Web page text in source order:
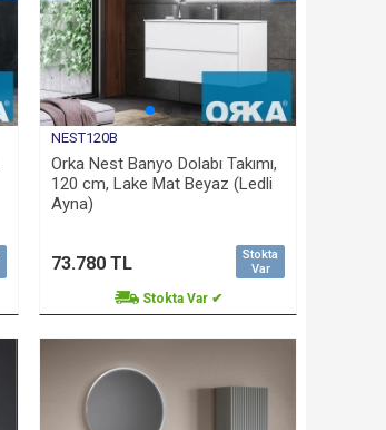
NEST120B
Orka Nest Banyo Dolabı Takımı,
120 cm, Lake Mat Beyaz (Ledli
Ayna)
Stokta
Var
73.780 TL
Stokta Var ✔